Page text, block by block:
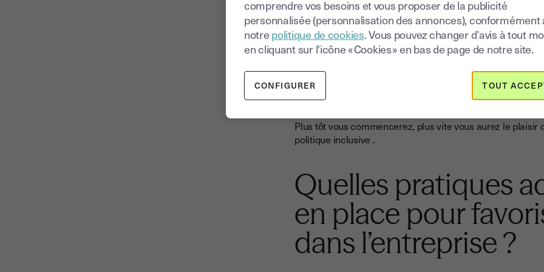
Quand mettre en
d’inclusion dans
Dès que possible
Plus tôt vous commencerez, plus vite vous aurez le plaisir
politique inclusive .
Quelles pratiques
en place pour
dans l’entreprise ?
comprendre vos besoins et vous proposer de la publicité
personnalisée (personnalisation des annonces), conformément
notrepolitique de cookies. Vous pouvez changer d’avis à tout
en cliquant sur l'icône « Cookies » en bas de page de notre site.
CONFIGURER TOUT